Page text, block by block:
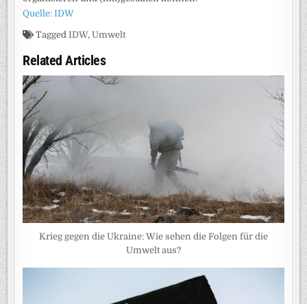
Quelle: IDW
TaggedIDW,Umwelt
Related Articles
Krieg gegen die Ukraine: Wie sehen die Folgen für die
Umwelt aus?